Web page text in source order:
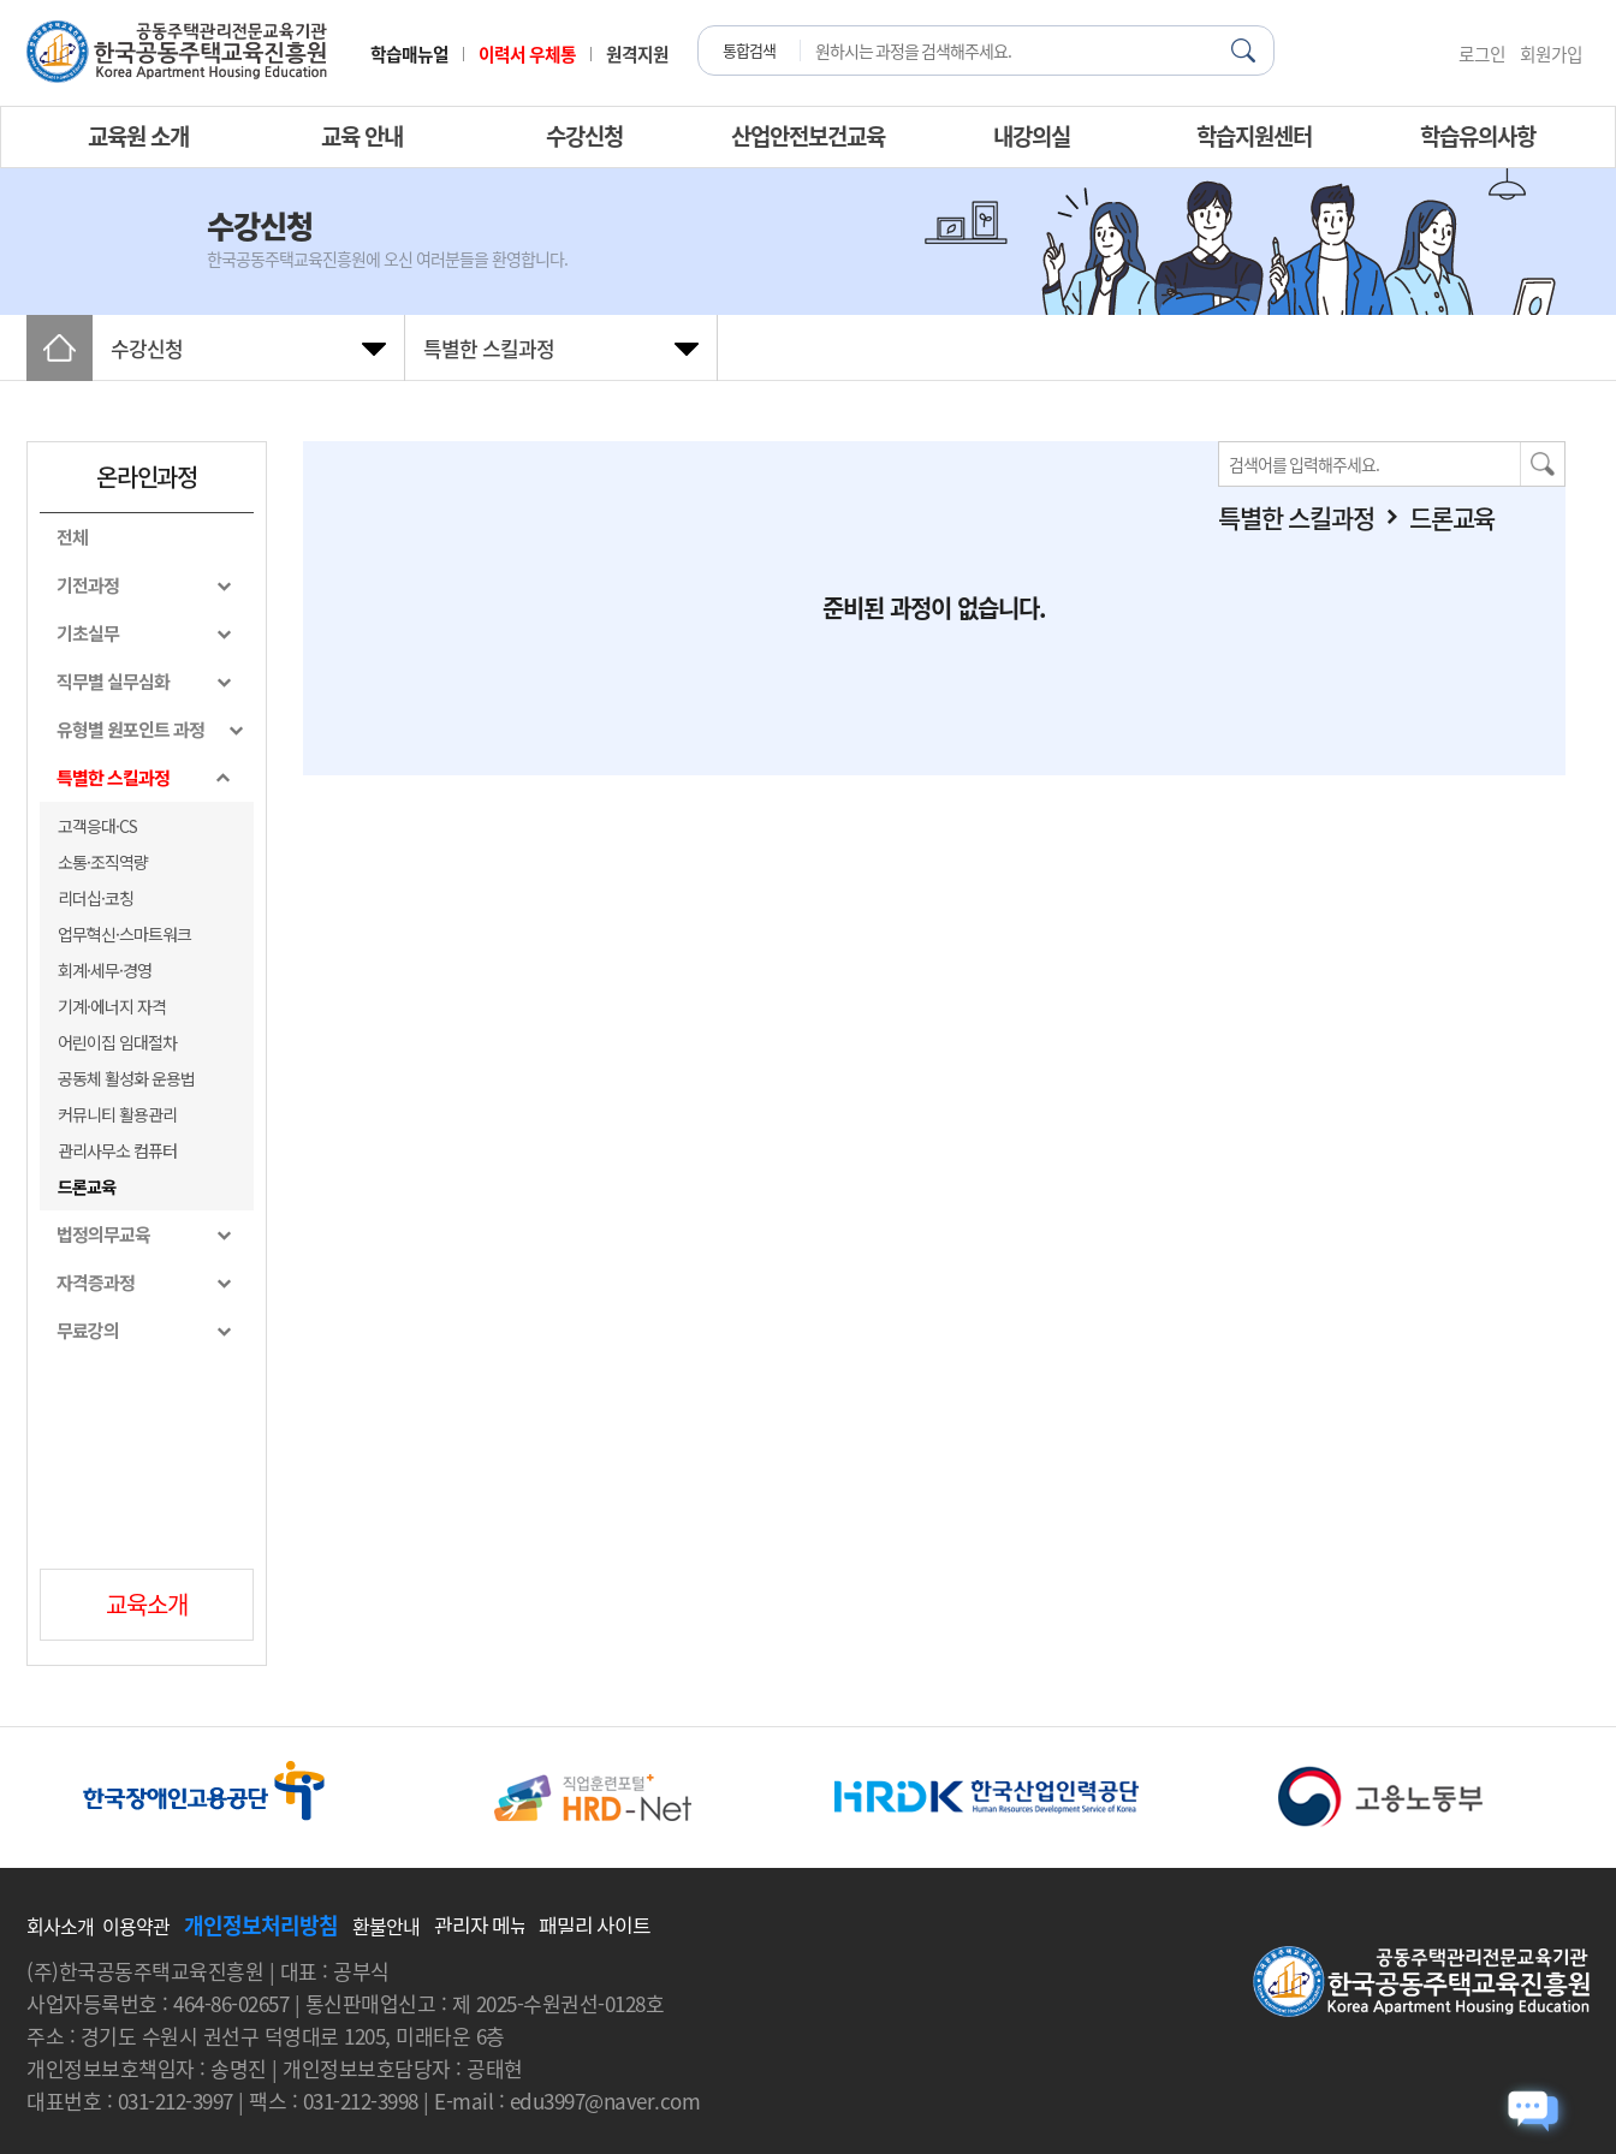
학습매뉴얼 이력서 우체통 원격지원 통합검색 로그인 회원가입
교육원 소개 교육 안내 수강신청 산업안전보건교육 내강의실 학습지원센터 학습유의사항
수강신청
한국공동주택교육진흥원에 오신 여러분들을 환영합니다.
수강신청 특별한 스킬과정
온라인과정
전체
기전과정
기초실무
직무별 실무심화
유형별 원포인트 과정
특별한 스킬과정
고객응대·CS
소통·조직역량
리더십·코칭
업무혁신·스마트워크
회계·세무·경영
기계·에너지 자격
어린이집 임대절차
공동체 활성화 운용법
커뮤니티 활용관리
관리사무소 컴퓨터
드론교육
법정의무교육
자격증과정
무료강의
교육소개
특별한 스킬과정 드론교육
준비된 과정이 없습니다.
회사소개 이용약관 개인정보처리방침 환불안내
(주)한국공동주택교육진흥원 | 대표 : 공부식
사업자등록번호 : 464-86-02657 | 통신판매업신고 : 제 2025-수원권선-0128호
주소 : 경기도 수원시 권선구 덕영대로 1205, 미래타운 6층
개인정보보호책임자 : 송명진 | 개인정보보호담당자 : 공태현
대표번호 : 031-212-3997 | 팩스 : 031-212-3998 | E-mail : edu3997@naver.com